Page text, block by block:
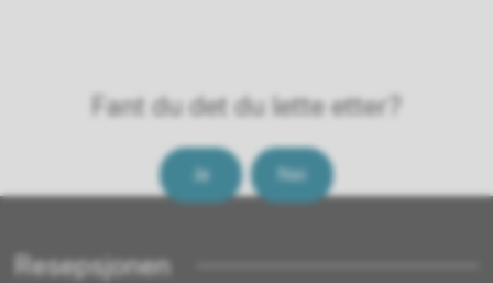
Fant du det du lette etter?
Ja Nei
Resepsjonen